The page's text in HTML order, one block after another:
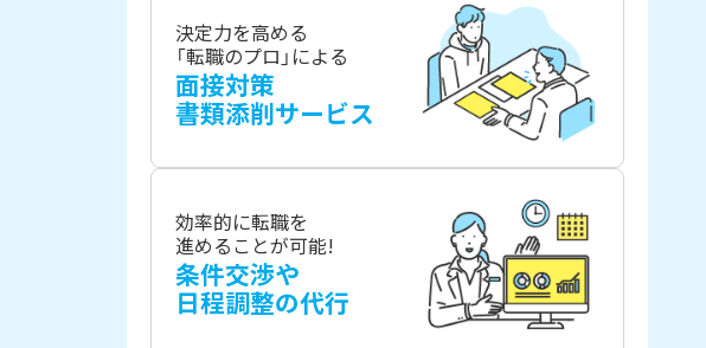
決定力を高める
「転職のプロ」による
面接対策
書類添削サービス
効率的に転職を
進めることが可能!
条件交渉や
日程調整の代行